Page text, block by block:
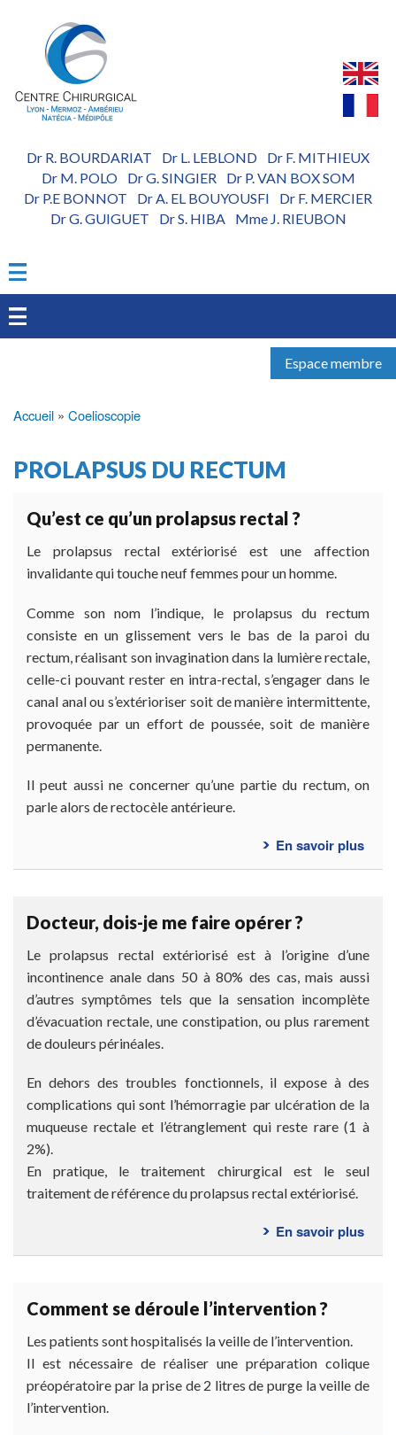
Dr R. BOURDARIAT Dr L. LEBLOND
Dr F. MITHIEUX
Dr M. POLO- Dr G. SINGIER- Dr P. VAN BOX SOM
Dr P.E BONNOT
Dr A. EL BOUYOUSFI
Dr F. MERCIER
Dr G. GUIGUET
Dr S. HIBA- Mme J. RIEUBON
Espace membre
d'Ariane
Accueil Coelioscopie
PROLAPSUS DU RECTUM
Qu’est ce qu’un prolapsus rectal ?
Le prolapsus rectal extériorisé est une affection
invalidante qui touche neuf femmes pour un homme.
Comme son nom l’indique, le prolapsus du rectum
consiste en un glissement vers le bas de la paroi du
rectum, réalisant son invagination dans la lumière rectale,
celle-ci pouvant rester en intra-rectal, s’engager dans le
canal anal ou s’extérioriser soit de manière intermittente,
provoquée par un effort de poussée, soit de manière
permanente.
Il peut aussi ne concerner qu’une partie du rectum, on
parle alors de rectocèle antérieure.
En savoir plussur
?
Docteur, dois-je me faire opérer ?
Le prolapsus rectal extériorisé est à l’origine d’une
incontinence anale dans 50 à 80% des cas, mais aussi
d’autres symptômes tels que la sensation incomplète
d’évacuation rectale, une constipation, ou plus rarement
de douleurs périnéales.
En dehors des troubles fonctionnels, il expose à des
complications qui sont l’hémorragie par ulcération de la
muqueuse rectale et l’étranglement qui reste rare (1 à
2%).
En pratique, le traitement chirurgical est le seul
traitement de référence du prolapsus rectal extériorisé.
En savoir plussur
?
Comment se déroule l’intervention ?
Les patients sont hospitalisés la veille de l’intervention.
Il est nécessaire de réaliser une préparation colique
préopératoire par la prise de 2 litres de purge la veille de
l’intervention.